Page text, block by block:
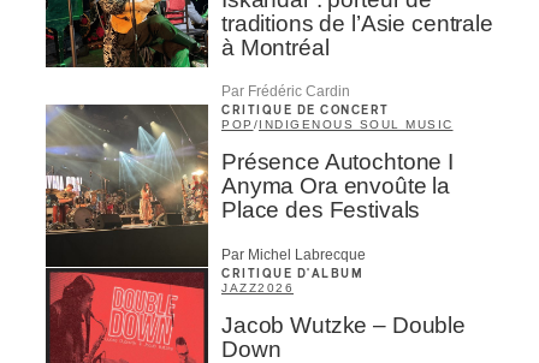
traditions de l’Asie centrale
à Montréal
Par Frédéric Cardin
CRITIQUE DE CONCERT
POP /INDIGENOUS SOUL MUSIC
Présence Autochtone I
Anyma Ora envoûte la
Place des Festivals
Par Michel Labrecque
CRITIQUE D'ALBUM
JAZZ2026
Jacob Wutzke – Double
Down